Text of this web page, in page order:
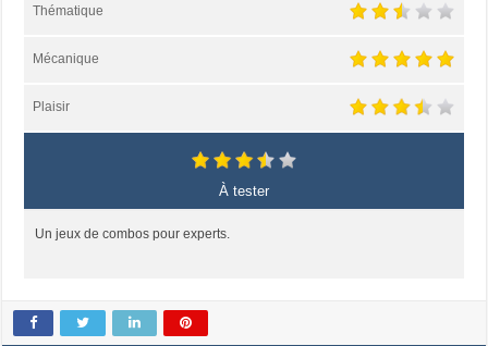
Thématique
Mécanique
Plaisir
À tester
Un jeux de combos pour experts.